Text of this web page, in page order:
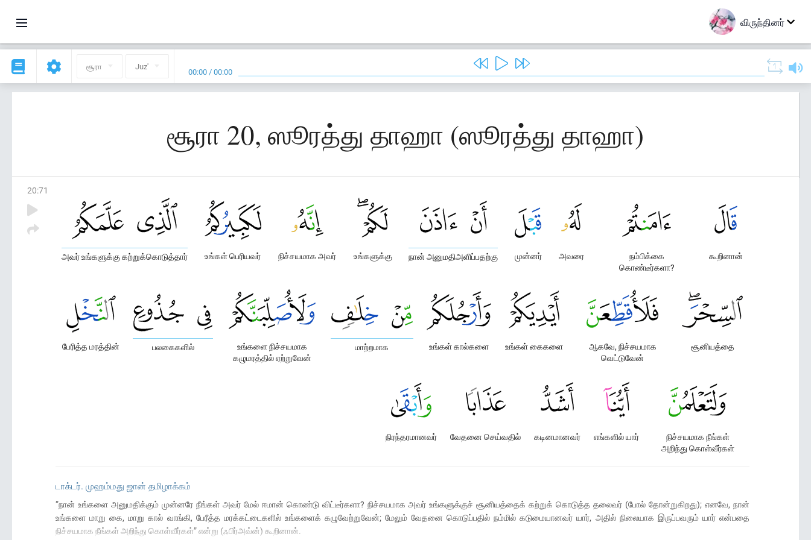
விருந்தினர்
சூரா Juz' 00:00 /00:00
சூரா 20, ஸூரத்து தாஹா (ஸூரத்து தாஹா)
20:71
கூறினான்
நம்பிக்கை
கொண்டீர்களா?
அவரை
முன்னர்
நான் அனுமதிஅளிப்பதற்கு
உங்களுக்கு
நிச்சயமாக அவர்
உங்கள் பெரியவர்
அவர் உங்களுக்கு கற்றுக்கொடுத்தார்
சூனியத்தை
ஆகவே, நிச்சயமாக
வெட்டுவேன்
உங்கள் கைகளை
உங்கள் கால்களை
மாற்றமாக
உங்களை நிச்சயமாக
கழுமரத்தில் ஏற்றுவேன்
பலகைகளில்
பேரித்த மரத்தின்
நிச்சயமாக நீங்கள்
அறிந்து கொள்வீர்கள்
எங்களில் யார்
கடினமானவர்
வேதனை செய்வதில்
நிரந்தரமானவர்
டாக்டர். முஹம்மது ஜான் தமிழாக்கம்
“நான் உங்களை அனுமதிக்கும் முன்னரே நீங்கள் அவர் மேல் ஈமான் கொண்டு விட்டீர்களா? நிச்சயமாக அவர் உங்களுக்குச் சூனியத்தைக் கற்றுக் கொடுத்த தலைவர் (போல் தோன்றுகிறது); எனவே, நான்
உங்களை மாறு கை, மாறு கால் வாங்கி, பேரீத்த மரக்கட்டைகளில் உங்களைக் கழுவேற்றுவேன்; மேலும் வேதனை கொடுப்பதில் நம்மில் கடுமையானவர் யார், அதில் நிலையாக இருப்பவரும் யார் என்பதை
நிச்சயமாக நீங்கள் அறிந்து கொள்வீர்கள்” என்று (ஃபிர்அவ்ன்) கூறினான்.